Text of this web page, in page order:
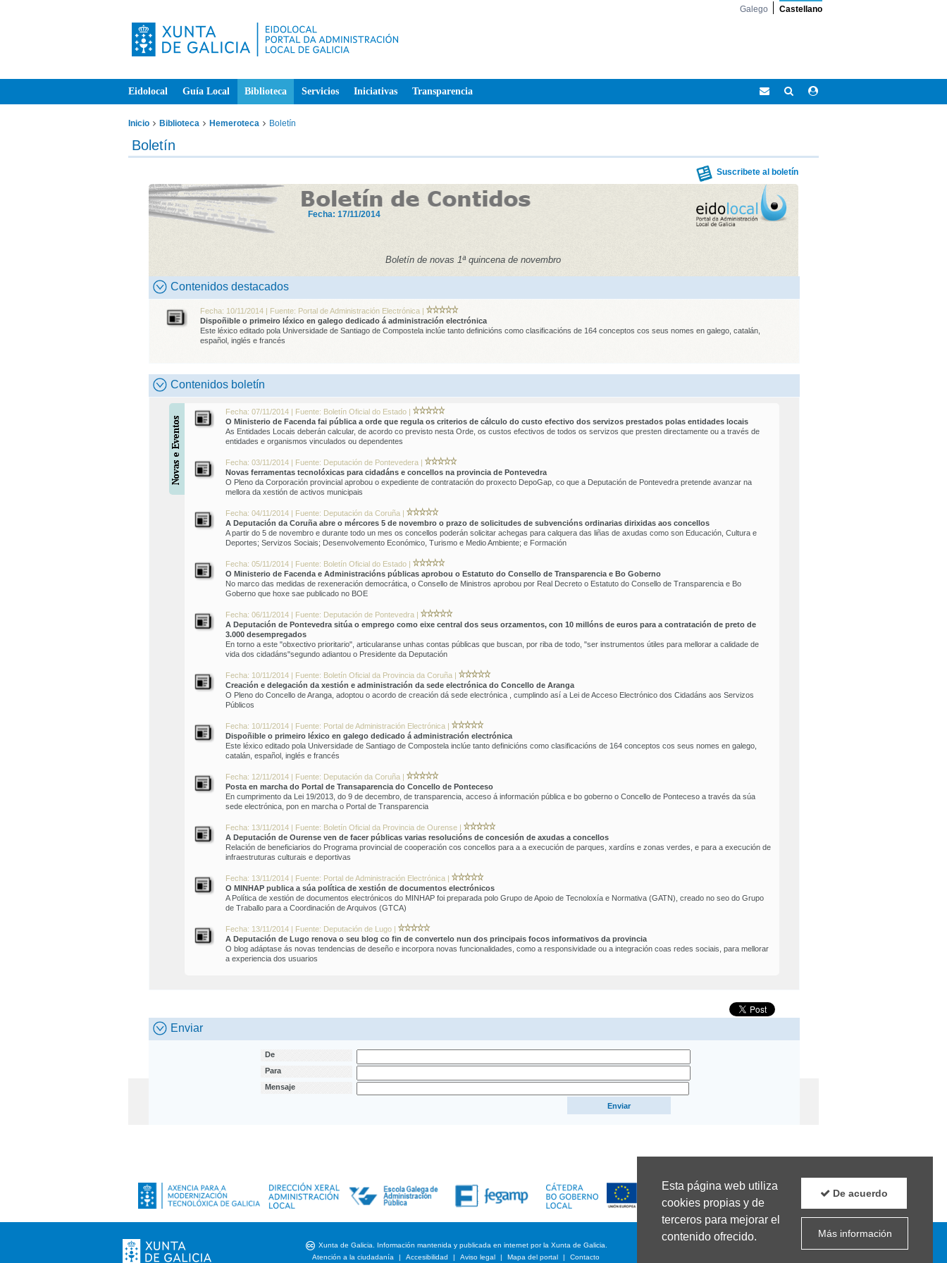
Esta página web utiliza
cookies propias y de
terceros para mejorar el
contenido ofrecido.
De acuerdo
Más información
Galego Castellano
Eidolocal Guía Local Biblioteca Servicios Iniciativas Transparencia
Correo
Eidolocal
BuscarAcceso
área
Inicio Biblioteca Hemeroteca Boletín
Boletín
Suscribete al boletín
Fecha: 17/11/2014
Boletín de novas 1ª quincena de novembro
Contenidos destacados
Fecha: 10/11/2014 | Fuente: Portal de Administración Electrónica |
Dispoñible o primeiro léxico en galego dedicado á administración electrónica
Este léxico editado pola Universidade de Santiago de Compostela inclúe tanto definicións como clasificacións de 164 conceptos cos seus nomes en galego, catalán,
español, inglés e francés
Contenidos boletín
Fecha: 07/11/2014 | Fuente: Boletín Oficial do Estado |
O Ministerio de Facenda fai pública a orde que regula os criterios de cálculo do custo efectivo dos servizos prestados polas entidades locais
As Entidades Locais deberán calcular, de acordo co previsto nesta Orde, os custos efectivos de todos os servizos que presten directamente ou a través de
entidades e organismos vinculados ou dependentes
Fecha: 03/11/2014 | Fuente: Deputación de Pontevedera |
Novas ferramentas tecnolóxicas para cidadáns e concellos na provincia de Pontevedra
O Pleno da Corporación provincial aprobou o expediente de contratación do proxecto DepoGap, co que a Deputación de Pontevedra pretende avanzar na
mellora da xestión de activos municipais
Fecha: 04/11/2014 | Fuente: Deputación da Coruña |
A Deputación da Coruña abre o mércores 5 de novembro o prazo de solicitudes de subvencións ordinarias dirixidas aos concellos
A partir do 5 de novembro e durante todo un mes os concellos poderán solicitar achegas para calquera das liñas de axudas como son Educación, Cultura e
Deportes; Servizos Sociais; Desenvolvemento Económico, Turismo e Medio Ambiente; e Formación
Fecha: 05/11/2014 | Fuente: Boletín Oficial do Estado |
O Ministerio de Facenda e Administracións públicas aprobou o Estatuto do Consello de Transparencia e Bo Goberno
No marco das medidas de rexeneración democrática, o Consello de Ministros aprobou por Real Decreto o Estatuto do Consello de Transparencia e Bo
Goberno que hoxe sae publicado no BOE
Fecha: 06/11/2014 | Fuente: Deputación de Pontevedra |
A Deputación de Pontevedra sitúa o emprego como eixe central dos seus orzamentos, con 10 millóns de euros para a contratación de preto de
3.000 desempregados
En torno a este "obxectivo prioritario", articularanse unhas contas públicas que buscan, por riba de todo, "ser instrumentos útiles para mellorar a calidade de
vida dos cidadáns"segundo adiantou o Presidente da Deputación
Fecha: 10/11/2014 | Fuente: Boletín Oficial da Provincia da Coruña |
Creación e delegación da xestión e administración da sede electrónica do Concello de Aranga
O Pleno do Concello de Aranga, adoptou o acordo de creación dá sede electrónica , cumplindo así a Lei de Acceso Electrónico dos Cidadáns aos Servizos
Públicos
Fecha: 10/11/2014 | Fuente: Portal de Administración Electrónica |
Dispoñible o primeiro léxico en galego dedicado á administración electrónica
Este léxico editado pola Universidade de Santiago de Compostela inclúe tanto definicións como clasificacións de 164 conceptos cos seus nomes en galego,
catalán, español, inglés e francés
Fecha: 12/11/2014 | Fuente: Deputación da Coruña |
Posta en marcha do Portal de Transaparencia do Concello de Ponteceso
En cumprimento da Lei 19/2013, do 9 de decembro, de transparencia, acceso á información pública e bo goberno o Concello de Ponteceso a través da súa
sede electrónica, pon en marcha o Portal de Transparencia
Fecha: 13/11/2014 | Fuente: Boletín Oficial da Provincia de Ourense |
A Deputación de Ourense ven de facer públicas varias resolucións de concesión de axudas a concellos
Relación de beneficiarios do Programa provincial de cooperación cos concellos para a a execución de parques, xardíns e zonas verdes, e para a execución de
infraestruturas culturais e deportivas
Fecha: 13/11/2014 | Fuente: Portal de Administración Electrónica |
O MINHAP publica a súa política de xestión de documentos electrónicos
A Política de xestión de documentos electrónicos do MINHAP foi preparada polo Grupo de Apoio de Tecnoloxía e Normativa (GATN), creado no seo do Grupo
de Traballo para a Coordinación de Arquivos (GTCA)
Fecha: 13/11/2014 | Fuente: Deputación de Lugo |
A Deputación de Lugo renova o seu blog co fin de convertelo nun dos principais focos informativos da provincia
O blog adáptase ás novas tendencias de deseño e incorpora novas funcionalidades, como a responsividade ou a integración coas redes sociais, para mellorar
a experiencia dos usuarios
Enviar
De
Para
Mensaje
Twitter
Facebook
Boletín
cc
Xunta de Galicia. Información mantenida y publicada en internet por la Xunta de Galicia.
Atención a la ciudadanía
| Accesibilidad | Aviso legal | Mapa del portal | Contacto